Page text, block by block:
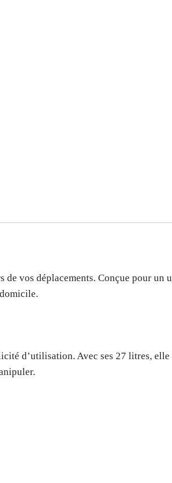
vos déplacements. Conçue pour un
d’utilisation. Avec ses 27 litres, elle